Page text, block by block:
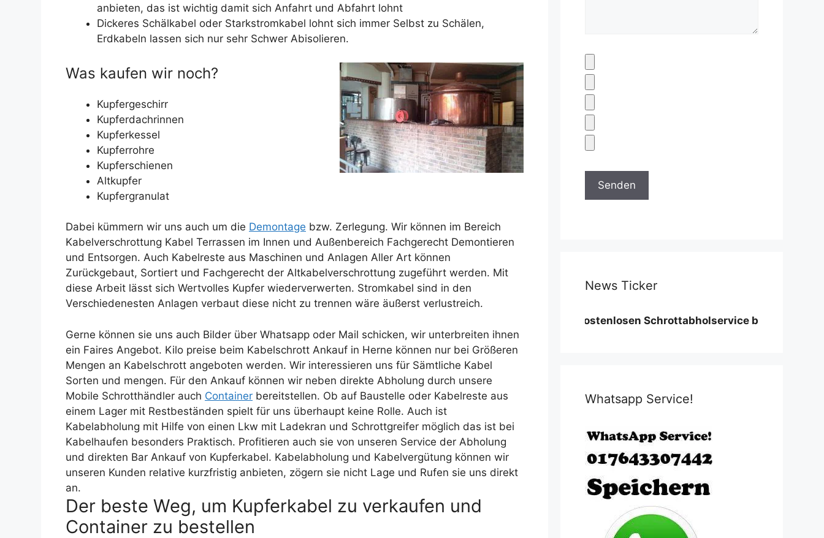
anbieten, das ist wichtig damit sich Anfahrt und Abfahrt lohnt
Dickeres Schälkabel oder Starkstromkabel lohnt sich immer Selbst zu Schälen,
Erdkabeln lassen sich nur sehr Schwer Abisolieren.
Was kaufen wir noch?
Kupfergeschirr
Kupferdachrinnen
Kupferkessel
Kupferrohre
Kupferschienen
Altkupfer
Kupfergranulat
Dabei kümmern wir uns auch um die Demontage bzw. Zerlegung. Wir können im Bereich
Kabelverschrottung Kabel Terrassen im Innen und Außenbereich Fachgerecht Demontieren
und Entsorgen. Auch Kabelreste aus Maschinen und Anlagen Aller Art können
Zurückgebaut, Sortiert und Fachgerecht der Altkabelverschrottung zugeführt werden. Mit
diese Arbeit lässt sich Wertvolles Kupfer wiederverwerten. Stromkabel sind in den
Verschiedenesten Anlagen verbaut diese nicht zu trennen wäre äußerst verlustreich.
Gerne können sie uns auch Bilder über Whatsapp oder Mail schicken, wir unterbreiten ihnen
ein Faires Angebot. Kilo preise beim Kabelschrott Ankauf in Herne können nur bei Größeren
Mengen an Kabelschrott angeboten werden. Wir interessieren uns für Sämtliche Kabel
Sorten und mengen. Für den Ankauf können wir neben direkte Abholung durch unsere
Mobile Schrotthändler auch Container bereitstellen. Ob auf Baustelle oder Kabelreste aus
einem Lager mit Restbeständen spielt für uns überhaupt keine Rolle. Auch ist
Kabelabholung mit Hilfe von einen Lkw mit Ladekran und Schrottgreifer möglich das ist bei
Kabelhaufen besonders Praktisch. Profitieren auch sie von unseren Service der Abholung
und direkten Bar Ankauf von Kupferkabel. Kabelabholung und Kabelvergütung können wir
unseren Kunden relative kurzfristig anbieten, zögern sie nicht Lage und Rufen sie uns direkt
an.
Der beste Weg, um Kupferkabel zu verkaufen und
Container zu bestellen
News Ticker
Für unseren Kostenlosen Schrottabholservice benötigen wir
Whatsapp Service!